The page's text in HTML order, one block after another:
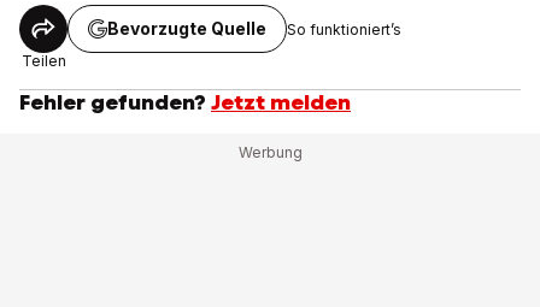
Teilen
Bevorzugte Quelle So funktioniert’s
Fehler gefunden? Jetzt melden